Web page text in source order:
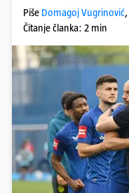
Piše Domagoj Vugrinović,
Čitanje članka: 2 min